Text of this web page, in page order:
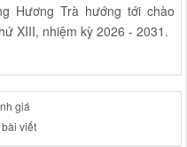
Hương Trà hướng tới chào
XIII, nhiệm kỳ 2026 - 2031.
giá
viết